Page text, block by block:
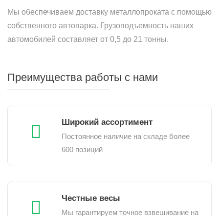
Мы обеспечиваем доставку металлопроката с помощью
собственного автопарка. Грузоподъемность наших
автомобилей составляет от 0,5 до 21 тонны.
Преимущества работы с нами
Широкий ассортимент
Постоянное наличие на складе более
600 позиций
Честные весы
Мы гарантируем точное взвешивание на